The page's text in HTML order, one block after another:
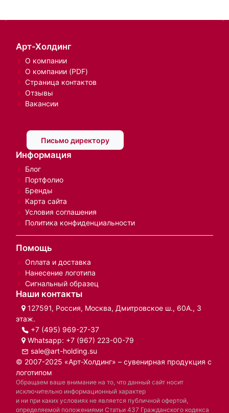
Арт-Холдинг
О компании
О компании (PDF)
Страница контактов
Отзывы
Вакансии
Письмо директору
Информация
Блог
Портфолио
Бренды
Карта сайта
Условия соглашения
Политика конфиденциальности
Помощь
Оплата и доставка
Нанесение логотипа
Сигнальный образец
Наши контакты
127591, Россия, Москва, Дмитровское ш., 60А., 3
этаж.
+7 (495) 969-27-37
Whatsapp: +7 (967) 223-00-79
sale@art-holding.su
© 2007-2025 «Арт-Холдинг» – сувенирная продукция с
логотипом
Обращаем ваше внимание на то, что данный сайт носит
исключительно информационный характер
и ни при каких условиях не является публичной офертой,
определяемой положениями Статьи 437 Гражданского кодекса